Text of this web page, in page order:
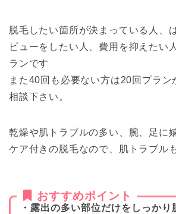
脱毛したい箇所が決まっている人、
ビューをしたい人、費用を抑えたい
ランです
また40回も必要ない方は20回プラン
相談下さい。
乾燥や肌トラブルの多い、腕、足に
ケア付きの脱毛なので、肌トラブル
おすすめポイント
・露出の多い部位だけをしっかり